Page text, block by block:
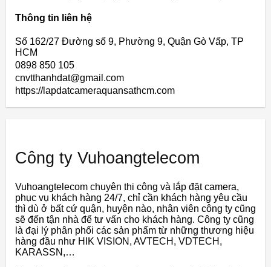
Thông tin liên hệ
Số 162/27 Đường số 9, Phường 9, Quận Gò Vấp, TP
HCM
0898 850 105
cnvtthanhdat@gmail.com
https://lapdatcameraquansathcm.com
Công ty Vuhoangtelecom
Vuhoangtelecom chuyên thi công và lắp đặt camera,
phục vụ khách hàng 24/7, chỉ cần khách hàng yêu cầu
thì dù ở bất cứ quận, huyện nào, nhân viên công ty cũng
sẽ đến tận nhà để tư vấn cho khách hàng. Công ty cũng
là đại lý phân phối các sản phẩm từ những thương hiệu
hàng đầu như HIK VISION, AVTECH, VDTECH,
KARASSN,…